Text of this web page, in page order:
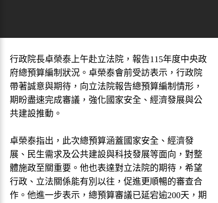
行政院長卓榮泰上午赴立法院，報告115年度中央政
府總預算編制狀況。卓榮泰會前受訪表示，行政院
帶著誠意與期待，向立法院報告總預算編制情形，
期盼盡速完成審議，強化國家安全、經濟發展與公
共建設推動。
卓榮泰指出，此次總預算涵蓋國家安全、經濟發
展、民生需求及公共建設與科技發展等面向，對整
體施政至關重要。他也表達對立法院的期待，希望
行政、立法關係能有別以往，促進更順暢的審查合
作。他進一步表示，總預算審議已延宕逾200天，期